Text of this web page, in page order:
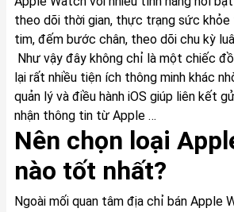
theo dõi thời gian, thực trạng sức khỏe
tim, đếm bước chân, theo dõi chu kỳ
Như vậy đây không chỉ là một chiếc
lại rất nhiều tiện ích thông minh khác
quản lý và điều hành iOS giúp liên kết
nhận thông tin từ Apple …
Nên chọn loại
nào tốt nhất?
Ngoài mối quan tâm địa chỉ bán Apple